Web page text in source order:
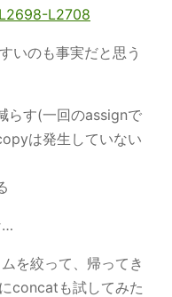
L2708
いのも事実だと思う
らす(一回のassignで
は発生していない
…
を絞って、帰ってき
concatも試してみた